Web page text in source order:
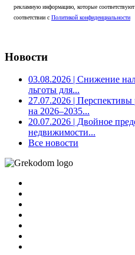
рекламную информацию, которые
соответствии с Политикой конфиденциальности
Новости
03.08.2026 | Снижение
льготы для...
27.07.2026 |
на 2026–2035...
20.07.2026 | Двойное
недвижимости...
Все новости